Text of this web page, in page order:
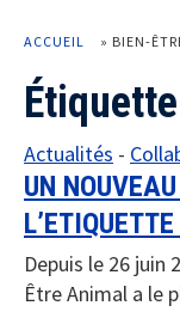
ACCUEIL » BIEN-
Actualités -
UN
Depuis le 26 juin
Être Animal a le